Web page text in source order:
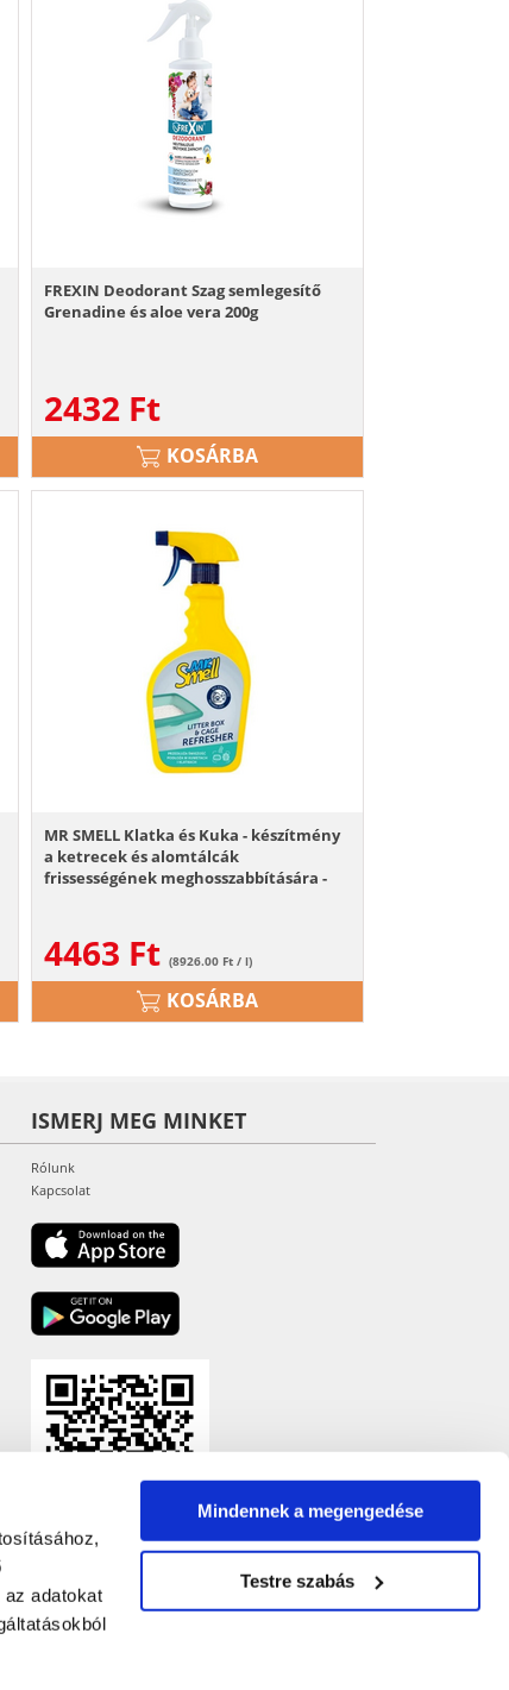
adatokat
Mindennek a megengedése
Testre szabás
FREXIN Deodorant Szag semlegesítő
Grenadine és aloe vera 200g
2432 Ft
KOSÁRBA
MR SMELL Klatka és Kuka - készítmény
a ketrecek és alomtálcák
frissességének meghosszabbítására -
4463 Ft (8926.00 Ft / l)
KOSÁRBA
ISMERJ MEG MINKET
Rólunk
Kapcsolat